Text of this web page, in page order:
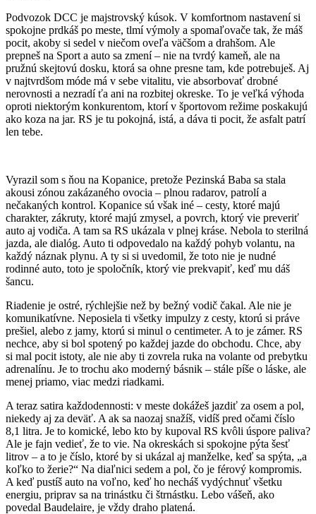
Podvozok DCC je majstrovský kúsok. V komfortnom nastavení si
spokojne prdkáš po meste, tlmí výmoly a spomaľovače tak, že máš
pocit, akoby si sedel v niečom oveľa väčšom a drahšom. Ale
prepneš na Sport a auto sa zmení – nie na tvrdý kameň, ale na
pružnú skejtovú dosku, ktorá sa ohne presne tam, kde potrebuješ. Aj
v najtvrdšom móde má v sebe vitalitu, vie absorbovať drobné
nerovnosti a nezradí ťa ani na rozbitej okreske. To je veľká výhoda
oproti niektorým konkurentom, ktorí v športovom režime poskakujú
ako koza na jar. RS je tu pokojná, istá, a dáva ti pocit, že asfalt patrí
len tebe.
Vyrazil som s ňou na Kopanice, pretože Pezinská Baba sa stala
akousi zónou zakázaného ovocia – plnou radarov, patrolí a
nečakaných kontrol. Kopanice sú však iné – cesty, ktoré majú
charakter, zákruty, ktoré majú zmysel, a povrch, ktorý vie preveriť
auto aj vodiča. A tam sa RS ukázala v plnej kráse. Nebola to sterilná
jazda, ale dialóg. Auto ti odpovedalo na každý pohyb volantu, na
každý náznak plynu. A ty si si uvedomil, že toto nie je nudné
rodinné auto, toto je spoločník, ktorý vie prekvapiť, keď mu dáš
šancu.
Riadenie je ostré, rýchlejšie než by bežný vodič čakal. Ale nie je
komunikatívne. Neposiela ti všetky impulzy z cesty, ktorú si práve
prešiel, alebo z jamy, ktorú si minul o centimeter. A to je zámer. RS
nechce, aby si bol spotený po každej jazde do obchodu. Chce, aby
si mal pocit istoty, ale nie aby ti zovrela ruka na volante od prebytku
adrenalínu. Je to trochu ako moderný básnik – stále píše o láske, ale
menej priamo, viac medzi riadkami.
A teraz satira každodennosti: v meste dokážeš jazdiť za osem a pol,
niekedy aj za deväť. A ak sa naozaj snažíš, vidíš pred očami číslo
8,1 litra. Je to komické, lebo kto by kupoval RS kvôli úspore paliva?
Ale je fajn vedieť, že to vie. Na okreskách si spokojne pýta šesť
litrov – a to je číslo, ktoré by si ukázal aj manželke, keď sa spýta, „a
koľko to žerie?“ Na diaľnici sedem a pol, čo je férový kompromis.
A keď pustíš auto na voľno, keď ho necháš vydýchnuť všetku
energiu, priprav sa na trinástku či štrnástku. Lebo vášeň, ako
povedal Baudelaire, je vždy draho platená.